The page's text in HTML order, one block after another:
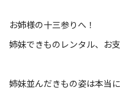
お姉様の十三参りへ！
姉妹できものレンタル、お
姉妹並んだきもの姿は本当